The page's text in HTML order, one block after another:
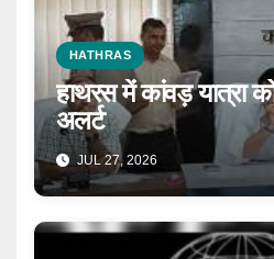
HATHRAS
हाथरस में कांवड़ यात्रा
अलर्ट
JUL 27, 2026